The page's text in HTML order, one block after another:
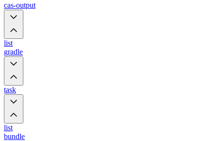
cas-output
list
gradle
task
list
bundle